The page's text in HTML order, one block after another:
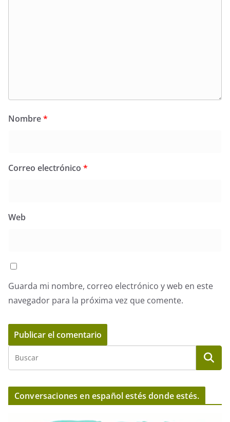
Nombre*
Correo electrónico *
Web
Guarda mi nombre, correo electrónico y web en este
navegador para la próxima vez que comente.
Conversaciones en español estés donde estés.